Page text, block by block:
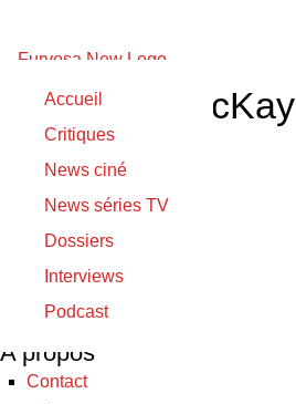
Accueil
Critiques
News ciné
News séries TV
Dossiers
Interviews
Podcast
Roderick MacKay
12/11/2020
12/11/2020
The Furnace
A propos
Contact